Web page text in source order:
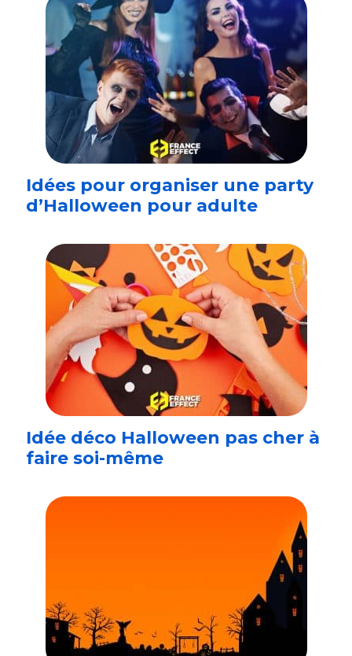
Idées pour organiser une party
d’Halloween pour adulte
Idée déco Halloween pas cher à
faire soi-même